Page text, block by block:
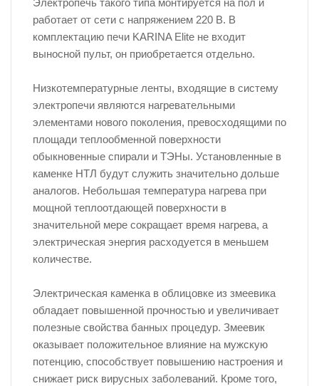
Электропечь такого типа монтируется на пол и
работает от сети с напряжением 220 В. В
комплектацию печи KARINA Elite не входит
выносной пульт, он приобретается отдельно.
Низкотемпературные ленты, входящие в систему
электропечи являются нагревательными
элементами нового поколения, превосходящими по
площади теплообменной поверхности
обыкновенные спирали и ТЭНы. Установленные в
каменке НТЛ будут служить значительно дольше
аналогов. Небольшая температура нагрева при
мощной теплоотдающей поверхности в
значительной мере сокращает время нагрева, а
электрическая энергия расходуется в меньшем
количестве.
Электрическая каменка в облицовке из змеевика
обладает повышенной прочностью и увеличивает
полезные свойства банных процедур. Змеевик
оказывает положительное влияние на мужскую
потенцию, способствует повышению настроения и
снижает риск вирусных заболеваний. Кроме того,